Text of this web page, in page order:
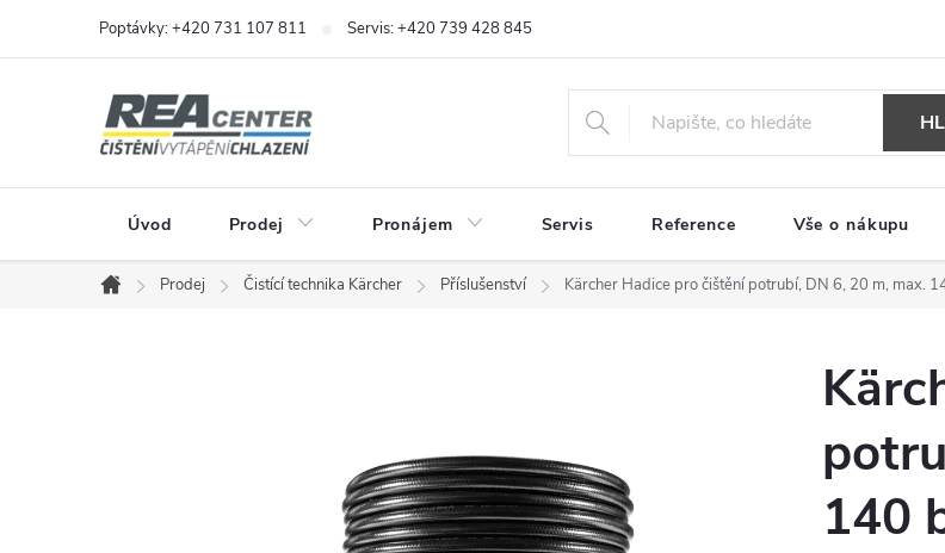
Poptávky: +420 731 107 811 Servis: +420 739 428 845
Úvod Prodej Pronájem Servis Reference Vše o nákupu
Domů
Prodej Čistící technika Kärcher Příslušenství Kärcher Hadice pro čištění potrubí, DN 6, 20 m, max.
140